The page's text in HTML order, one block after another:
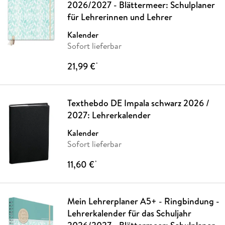
2026/2027 - Blättermeer: Schulplaner
für Lehrerinnen und Lehrer
Kalender
Sofort lieferbar
21,99 €*
Texthebdo DE Impala schwarz 2026 /
2027: Lehrerkalender
Kalender
Sofort lieferbar
11,60 €*
Mein Lehrerplaner A5+ - Ringbindung -
Lehrerkalender für das Schuljahr